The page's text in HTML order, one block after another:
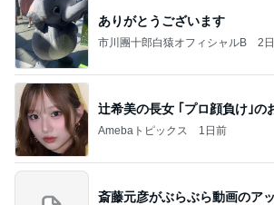
ありがとうございます
市川團十郎白猿オフィシャルB 2
辻希美の長女 ｢プロ顔負け｣の
Amebaトピックス 1日前
斎藤元彦がぶらぶら動画のア